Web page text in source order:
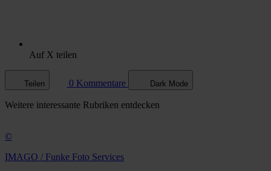
Auf X teilen
Teilen 0 Kommentare Dark Mode
Weitere interessante Rubriken entdecken
©
IMAGO / Funke Foto Services